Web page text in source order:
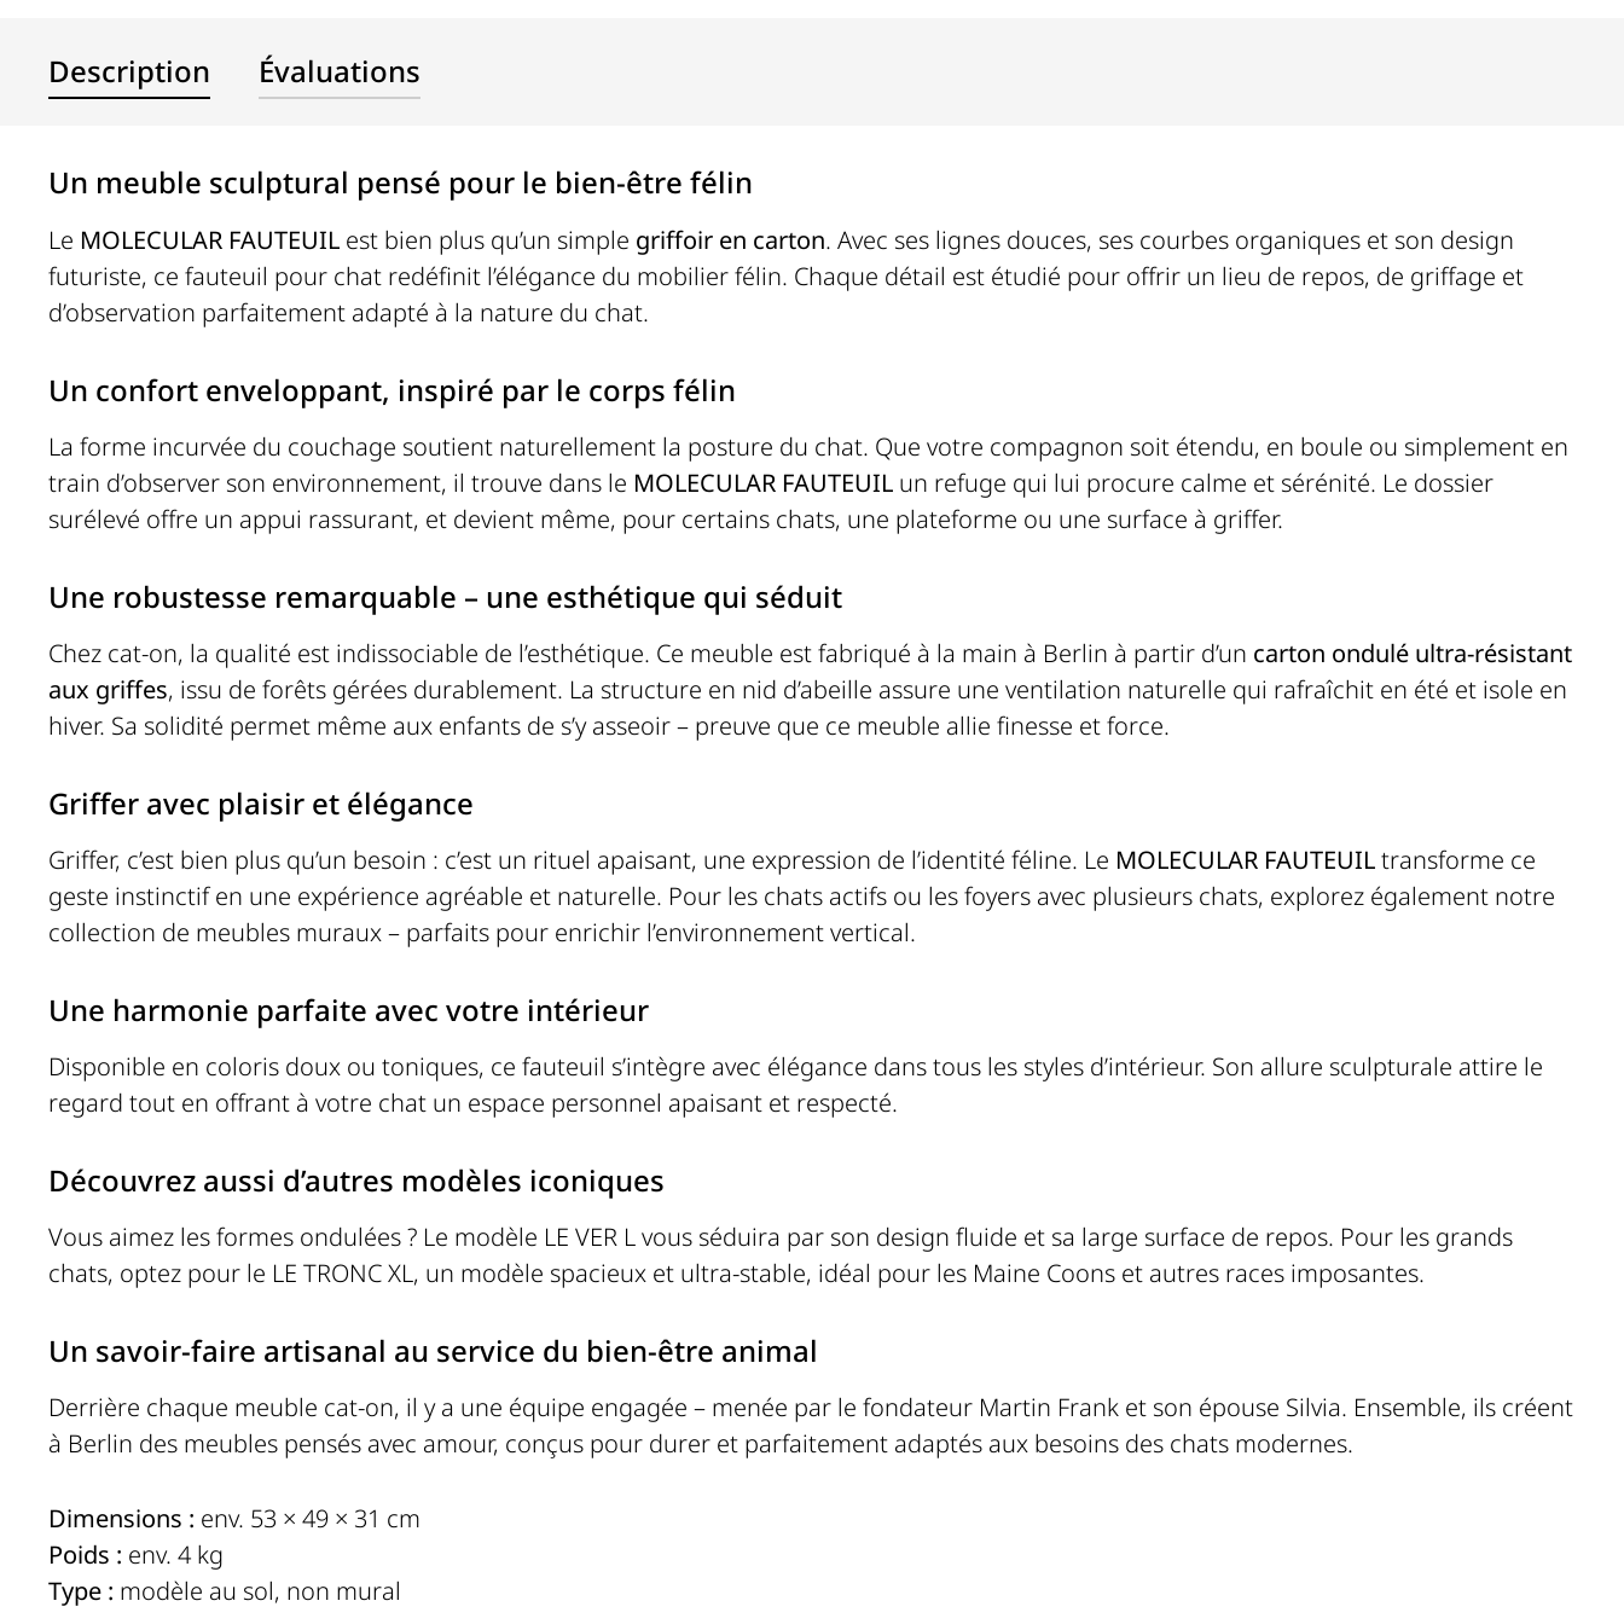
Description Évaluations
Un meuble sculptural pensé pour le bien-être félin
Le MOLECULAR FAUTEUIL est bien plus qu’un simple griffoir en carton. Avec ses lignes douces, ses courbes organiques et son design
futuriste, ce fauteuil pour chat redéfinit l’élégance du mobilier félin. Chaque détail est étudié pour offrir un lieu de repos, de griffage et
d’observation parfaitement adapté à la nature du chat.
Un confort enveloppant, inspiré par le corps félin
La forme incurvée du couchage soutient naturellement la posture du chat. Que votre compagnon soit étendu, en boule ou simplement en
train d’observer son environnement, il trouve dans le MOLECULAR FAUTEUIL un refuge qui lui procure calme et sérénité. Le dossier
surélevé offre un appui rassurant, et devient même, pour certains chats, une plateforme ou une surface à griffer.
Une robustesse remarquable – une esthétique qui séduit
Chez cat-on, la qualité est indissociable de l’esthétique. Ce meuble est fabriqué à la main à Berlin à partir d’un carton ondulé ultra-résistant
aux griffes, issu de forêts gérées durablement. La structure en nid d’abeille assure une ventilation naturelle qui rafraîchit en été et isole en
hiver. Sa solidité permet même aux enfants de s’y asseoir – preuve que ce meuble allie finesse et force.
Griffer avec plaisir et élégance
Griffer, c’est bien plus qu’un besoin : c’est un rituel apaisant, une expression de l’identité féline. Le MOLECULAR FAUTEUILtransforme ce
geste instinctif en une expérience agréable et naturelle. Pour les chats actifs ou les foyers avec plusieurs chats, explorez également notre
collection de meubles muraux– parfaits pour enrichir l’environnement vertical.
Une harmonie parfaite avec votre intérieur
Disponible en coloris doux ou toniques, ce fauteuil s’intègre avec élégance dans tous les styles d’intérieur. Son allure sculpturale attire le
regard tout en offrant à votre chat un espace personnel apaisant et respecté.
Découvrez aussi d’autres modèles iconiques
Vous aimez les formes ondulées ? Le modèle LE VER Lvous séduira par son design fluide et sa large surface de repos. Pour les grands
chats, optez pour le LE TRONC XL, un modèle spacieux et ultra-stable, idéal pour les Maine Coons et autres races imposantes.
Un savoir-faire artisanal au service du bien-être animal
Derrière chaque meuble cat-on, il y a une équipe engagée – menée par le fondateur Martin Frank et son épouse Silvia. Ensemble, ils créent
à Berlin des meubles pensés avec amour, conçus pour durer et parfaitement adaptés aux besoins des chats modernes.
Dimensions : env. 53 × 49 × 31 cm
Poids : env. 4 kg
Type : modèle au sol, non mural